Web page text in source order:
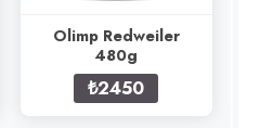
Olimp Redweiler
480g
₺2450